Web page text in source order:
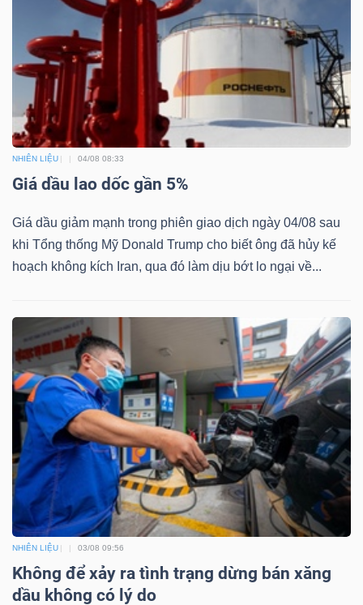
NHIÊN LIỆU 04/08 08:33
Giá dầu lao dốc gần 5%
Giá dầu giảm mạnh trong phiên giao dịch ngày 04/08 sau
khi Tổng thống Mỹ Donald Trump cho biết ông đã hủy kế
hoạch không kích Iran, qua đó làm dịu bớt lo ngại về...
NHIÊN LIỆU 03/08 09:56
Không để xảy ra tình trạng dừng bán xăng
dầu không có lý do
Tin
tức
(-)
Bài
viết
của
giả
(-)
phân
tích
(-)
Thuật
ngữ
(-)
Dịch
vụ
(-)